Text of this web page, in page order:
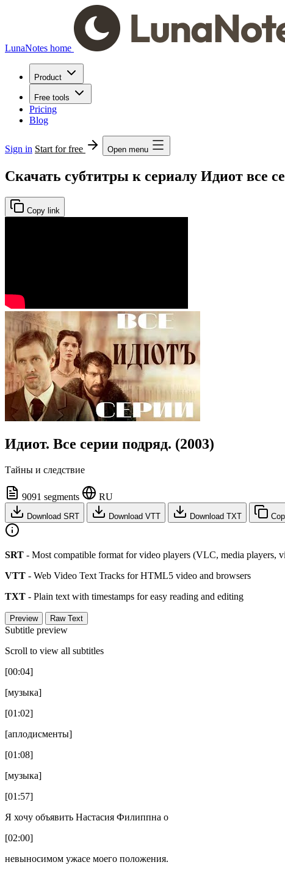
LunaNotes home
Product
Free tools
Pricing
Blog
Sign in Start for free Open menu
Скачать субтитры к сериалу Идиот все
Copy link
Идиот. Все серии подряд. (2003)
Тайны и следствие
9091 segments RU
Download SRT Download VTT Download TXT
SRT - Most compatible format for video players (VLC, media players,
VTT - Web Video Text Tracks for HTML5 video and browsers
TXT - Plain text with timestamps for easy reading and editing
Preview Raw Text
Subtitle preview
Scroll to view all subtitles
[00:04]
[музыка]
[01:02]
[аплодисменты]
[01:08]
[музыка]
[01:57]
Я хочу объявить Настасия Филиппна о
[02:00]
невыносимом ужасе моего положения.